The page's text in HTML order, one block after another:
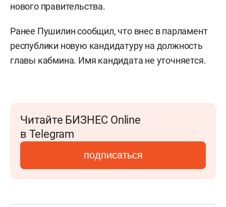
нового правительства.
Ранее Пушилин сообщил, что внес в парламент
республики новую кандидатуру на должность
главы кабмина. Имя кандидата не уточняется.
Читайте БИЗНЕС Online
в Telegram
подписаться